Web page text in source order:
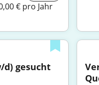
€ pro Jahr
d) gesucht